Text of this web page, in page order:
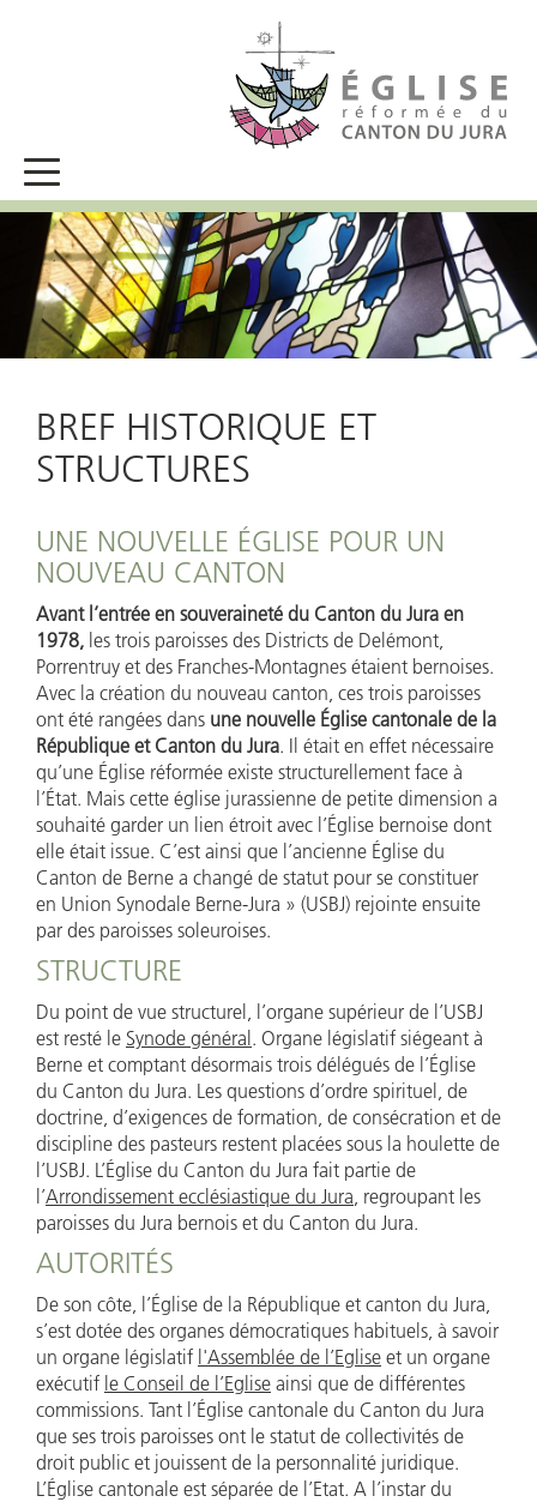
BREF HISTORIQUE ET
STRUCTURES
UNE NOUVELLE ÉGLISE POUR UN
NOUVEAU CANTON
Avant l’entrée en souveraineté du Canton du Jura en
1978, les trois paroisses des Districts de Delémont,
Porrentruy et des Franches-Montagnes étaient bernoises.
Avec la création du nouveau canton, ces trois paroisses
ont été rangées dans une nouvelle Église cantonale de la
République et Canton du Jura. Il était en effet nécessaire
qu’une Église réformée existe structurellement face à
l’État. Mais cette église jurassienne de petite dimension a
souhaité garder un lien étroit avec l’Église bernoise dont
elle était issue. C’est ainsi que l’ancienne Église du
Canton de Berne a changé de statut pour se constituer
en Union Synodale Berne-Jura » (USBJ) rejointe ensuite
par des paroisses soleuroises.
STRUCTURE
Du point de vue structurel, l’organe supérieur de l’USBJ
est resté le Synode général . Organe législatif siégeant à
Berne et comptant désormais trois délégués de l’Église
du Canton du Jura. Les questions d’ordre spirituel, de
doctrine, d’exigences de formation, de consécration et de
discipline des pasteurs restent placées sous la houlette de
l’USBJ. L’Église du Canton du Jura fait partie de
l’Arrondissement ecclésiastique du Jura, regroupant les
paroisses du Jura bernois et du Canton du Jura.
AUTORITÉS
De son côte, l’Église de la République et canton du Jura,
s’est dotée des organes démocratiques habituels, à savoir
un organe législatif l'Assemblée de l’Eglise et un organe
exécutif le Conseil de l’Eglise ainsi que de différentes
commissions. Tant l’Église cantonale du Canton du Jura
que ses trois paroisses ont le statut de collectivités de
droit public et jouissent de la personnalité juridique.
L’Église cantonale est séparée de l’Etat. A l’instar du